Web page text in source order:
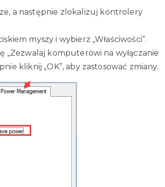
a następnie zlokalizuj kontrolery
myszy i wybierz „Właściwości”.
„Zezwalaj komputerowi na wyłączanie
kliknij „OK”, aby zastosować zmiany.